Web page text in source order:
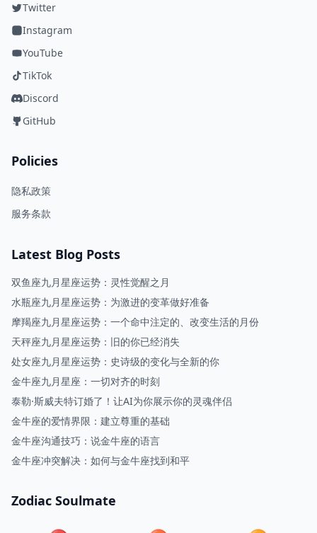
Twitter
Instagram
YouTube
TikTok
Discord
GitHub
Policies
隐私政策
服务条款
Latest Blog Posts
双鱼座九月星座运势：灵性觉醒之月
水瓶座九月星座运势：为激进的变革做好准备
摩羯座九月星座运势：一个命中注定的、改变生活的月份
天秤座九月星座运势：旧的你已经消失
处女座九月星座运势：史诗级的变化与全新的你
金牛座九月星座：一切对齐的时刻
泰勒·斯威夫特订婚了！让AI为你展示你的灵魂伴侣
金牛座的爱情界限：建立尊重的基础
金牛座沟通技巧：说金牛座的语言
金牛座冲突解决：如何与金牛座找到和平
Zodiac Soulmate